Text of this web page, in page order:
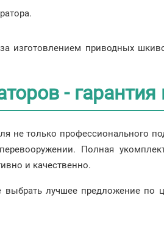
изготовлением приводных
- гарантия
не только профессионального
Полная
и качественно.
лучшее предложение по